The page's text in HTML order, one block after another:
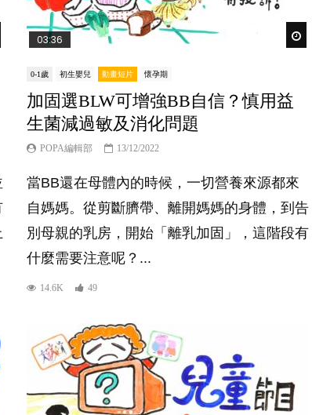
Watch Later03:36
0-1歲 初生嬰兒 動畫短片 懷孕期
加固選BLW可增強BB自信？慎用益
生菌減過敏及消化問題
POPA編輯部 13/12/2022
當BB還在母體內的時候，一切營養來源都來
自媽媽。從剪斷臍帶、離開媽媽的身體，到告
別母親的乳房，開始「離乳加固」，這階段有
什麼需要注意呢？...
14.6K 49